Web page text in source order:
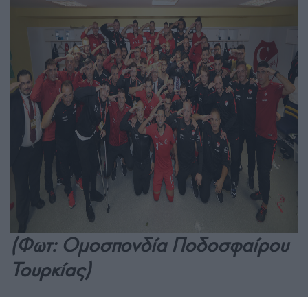
(Φωτ: Ομοσπονδία Ποδοσφαίρου
Τουρκίας)